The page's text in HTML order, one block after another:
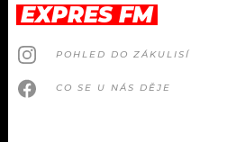
EXPRES FM
POHLED DO ZÁKULISÍ
CO SE U NÁS DĚJE